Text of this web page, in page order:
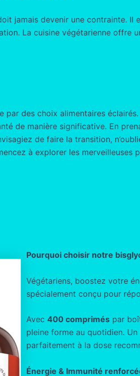
jamais devenir une contrainte.
La cuisine végétarienne
des choix alimentaires
de manière significative. En
de faire la transition,
à explorer les merveilleuses
Pourquoi choisir notre
Végétariens, boostez votre
spécialement conçu pour
Avec400 comprimés par
pleine forme au quotidien.
parfaitement à la dose
Énergie & Immunité